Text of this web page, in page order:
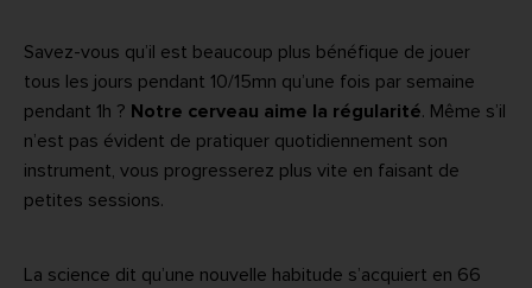
Savez-vous qu’il est beaucoup plus bénéfique de jouer
tous les jours pendant 10/15mn qu’une fois par semaine
pendant 1h ? Notre cerveau aime la régularité. Même s’il
n’est pas évident de pratiquer quotidiennement son
instrument, vous progresserez plus vite en faisant de
petites sessions.
La science dit qu’une nouvelle habitude s’acquiert en 66